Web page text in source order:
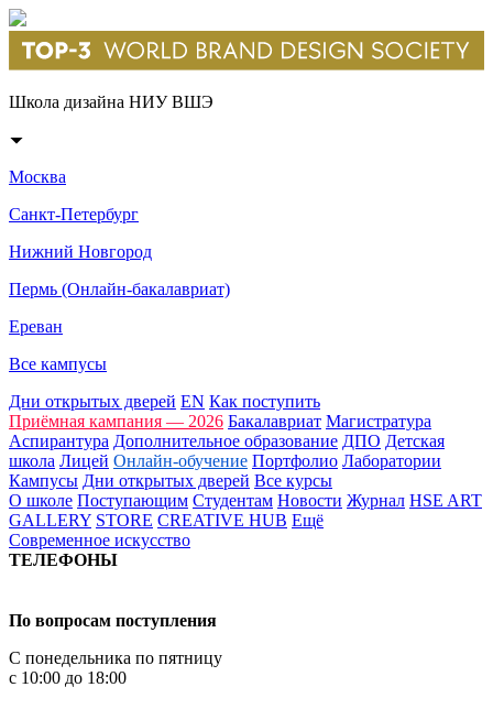
Школа дизайна НИУ ВШЭ
Москва
Санкт-Петербург
Нижний Новгород
Пермь (Онлайн-бакалавриат)
Ереван
Все кампусы
Дни открытых дверей EN Как поступить
Приёмная кампания — 2026 Бакалавриат Магистратура
Аспирантура Дополнительное образование ДПО Детская
школа Лицей Онлайн-обучение Портфолио Лаборатории
Кампусы Дни открытых дверей Все курсы
О школе Поступающим Студентам Новости Журнал HSE ART
GALLERY STORE CREATIVE HUB Ещё
Современное искусство
ТЕЛЕФОНЫ
По вопросам поступления
С понедельника по пятницу
с 10:00 до 18:00